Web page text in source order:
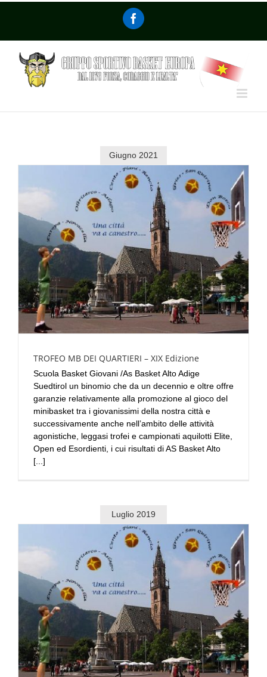
Giugno 2021
TROFEO MB DEI QUARTIERI – XIX Edizione
Scuola Basket Giovani /As Basket Alto Adige
Suedtirol un binomio che da un decennio e oltre offre
garanzie relativamente alla promozione al gioco del
minibasket tra i giovanissimi della nostra città e
successivamente anche nell’ambito delle attività
agonistiche, leggasi trofei e campionati aquilotti Elite,
Open ed Esordienti, i cui risultati di AS Basket Alto
[...]
Luglio 2019